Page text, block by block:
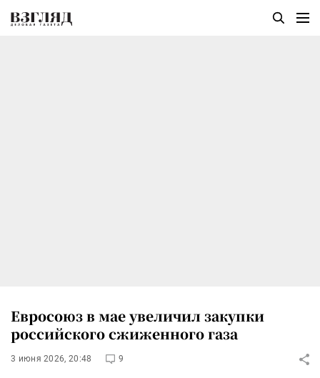
Евросоюз в мае увеличил закупки
российского сжиженного газа
3 июня 2026, 20:48 9